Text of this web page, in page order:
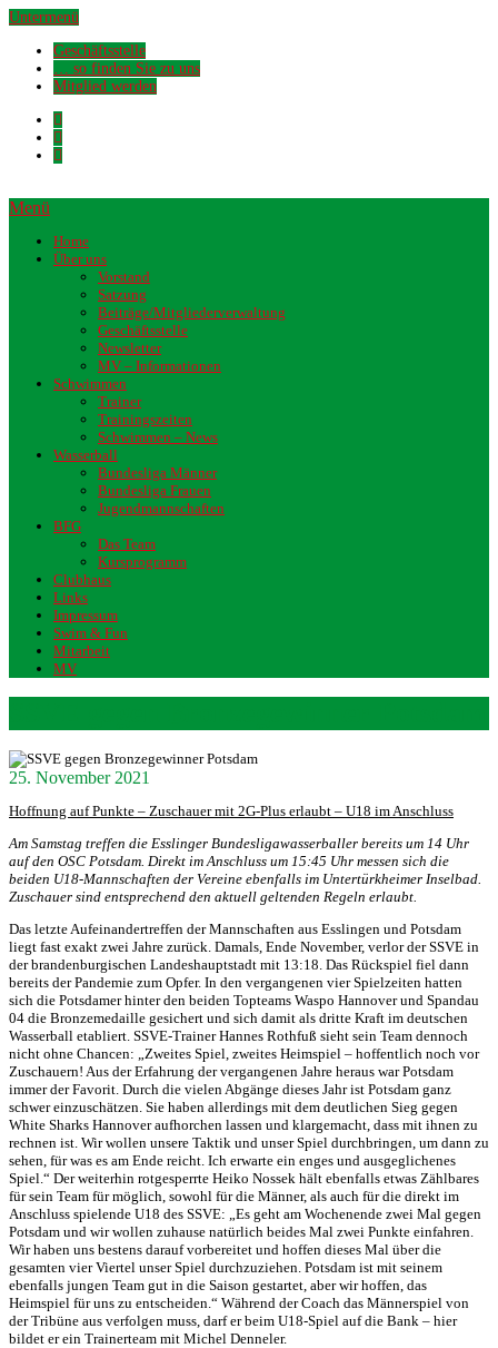
Untermenü
Geschäftsstelle
… so finden Sie zu uns
Mitglied werden
Menü
Home
Über uns
Vorstand
Satzung
Beiträge/Mitgliederverwaltung
Geschäftsstelle
Newsletter
MV – Informationen
Schwimmen
Trainer
Trainingszeiten
Schwimmen – News
Wasserball
Bundesliga Männer
Bundesliga Frauen
Jugendmannschaften
BFG
Das Team
Kursprogramm
Clubhaus
Links
Impressum
Swim & Fun
Mitarbeit
MV
25. November 2021
Hoffnung auf Punkte – Zuschauer mit 2G-Plus erlaubt – U18 im Anschluss
Am Samstag treffen die Esslinger Bundesligawasserballer bereits um 14 Uhr
auf den OSC Potsdam. Direkt im Anschluss um 15:45 Uhr messen sich die
beiden U18-Mannschaften der Vereine ebenfalls im Untertürkheimer Inselbad.
Zuschauer sind entsprechend den aktuell geltenden Regeln erlaubt.
Das letzte Aufeinandertreffen der Mannschaften aus Esslingen und Potsdam
liegt fast exakt zwei Jahre zurück. Damals, Ende November, verlor der SSVE in
der brandenburgischen Landeshauptstadt mit 13:18. Das Rückspiel fiel dann
bereits der Pandemie zum Opfer. In den vergangenen vier Spielzeiten hatten
sich die Potsdamer hinter den beiden Topteams Waspo Hannover und Spandau
04 die Bronzemedaille gesichert und sich damit als dritte Kraft im deutschen
Wasserball etabliert. SSVE-Trainer Hannes Rothfuß sieht sein Team dennoch
nicht ohne Chancen: „Zweites Spiel, zweites Heimspiel – hoffentlich noch vor
Zuschauern! Aus der Erfahrung der vergangenen Jahre heraus war Potsdam
immer der Favorit. Durch die vielen Abgänge dieses Jahr ist Potsdam ganz
schwer einzuschätzen. Sie haben allerdings mit dem deutlichen Sieg gegen
White Sharks Hannover aufhorchen lassen und klargemacht, dass mit ihnen zu
rechnen ist. Wir wollen unsere Taktik und unser Spiel durchbringen, um dann zu
sehen, für was es am Ende reicht. Ich erwarte ein enges und ausgeglichenes
Spiel.“ Der weiterhin rotgesperrte Heiko Nossek hält ebenfalls etwas Zählbares
für sein Team für möglich, sowohl für die Männer, als auch für die direkt im
Anschluss spielende U18 des SSVE: „Es geht am Wochenende zwei Mal gegen
Potsdam und wir wollen zuhause natürlich beides Mal zwei Punkte einfahren.
Wir haben uns bestens darauf vorbereitet und hoffen dieses Mal über die
gesamten vier Viertel unser Spiel durchzuziehen. Potsdam ist mit seinem
ebenfalls jungen Team gut in die Saison gestartet, aber wir hoffen, das
Heimspiel für uns zu entscheiden.“ Während der Coach das Männerspiel von
der Tribüne aus verfolgen muss, darf er beim U18-Spiel auf die Bank – hier
bildet er ein Trainerteam mit Michel Denneler.